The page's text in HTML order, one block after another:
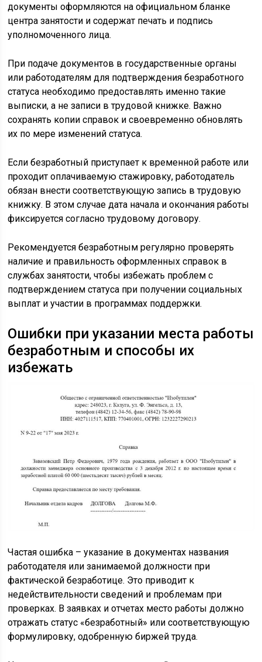
документы оформляются на официальном бланке
центра занятости и содержат печать и подпись
уполномоченного лица.
При подаче документов в государственные органы
или работодателям для подтверждения безработного
статуса необходимо предоставлять именно такие
выписки, а не записи в трудовой книжке. Важно
сохранять копии справок и своевременно обновлять
их по мере изменений статуса.
Если безработный приступает к временной работе или
проходит оплачиваемую стажировку, работодатель
обязан внести соответствующую запись в трудовую
книжку. В этом случае дата начала и окончания работы
фиксируется согласно трудовому договору.
Рекомендуется безработным регулярно проверять
наличие и правильность оформленных справок в
службах занятости, чтобы избежать проблем с
подтверждением статуса при получении социальных
выплат и участии в программах поддержки.
Ошибки при указании места работы
безработным и способы их
избежать
Частая ошибка – указание в документах названия
работодателя или занимаемой должности при
фактической безработице. Это приводит к
недействительности сведений и проблемам при
проверках. В заявках и отчетах место работы должно
отражать статус «безработный» или соответствующую
формулировку, одобренную биржей труда.